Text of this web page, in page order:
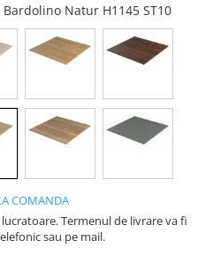
de
Bardolino Natur H1145 ST10
COMANDA
lucratoare. Termenul de livrare va fi
sau pe mail.